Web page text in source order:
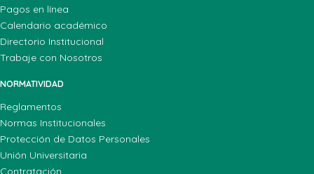
Pagos en línea
Calendario académico
Directorio Institucional
Trabaje con Nosotros
NORMATIVIDAD
Reglamentos
Normas Institucionales
Protección de Datos Personales
Unión Universitaria
Contratación